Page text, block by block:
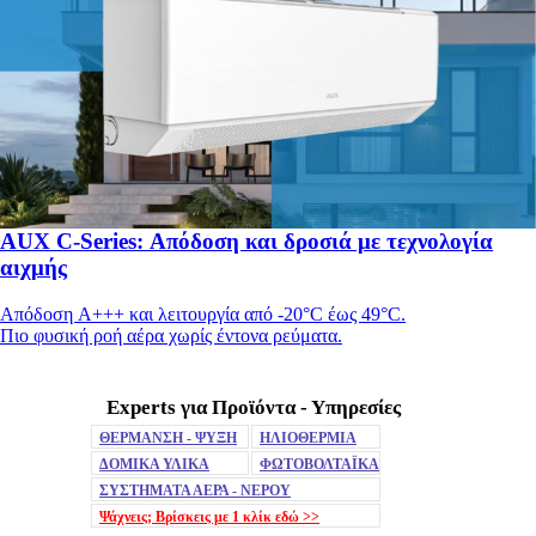
AUX C-Series: Απόδοση και δροσιά με τεχνολογία
αιχμής
Απόδοση A+++ και λειτουργία από -20°C έως 49°C.
Πιο φυσική ροή αέρα χωρίς έντονα ρεύματα.
MuteExperts για Προϊόντα - Υπηρεσίες
ΘΕΡΜΑΝΣΗ - ΨΥΞΗ
ΗΛΙΟΘΕΡΜΙΑ
ΔΟΜΙΚΑ ΥΛΙΚΑ
ΦΩΤΟΒΟΛΤΑΪΚΑ
ΣΥΣΤΗΜΑΤΑ ΑΕΡΑ - ΝΕΡΟΥ
Ψάχνεις; Βρίσκεις με 1 κλίκ εδώ >>